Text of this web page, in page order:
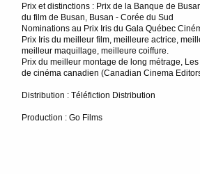
Prix et distinctions : Prix de la Banque de
du film de Busan, Busan - Corée du Sud
Nominations au Prix Iris du Gala Québec
Prix Iris du meilleur film, meilleure actrice,
meilleur maquillage, meilleure coiffure.
Prix du meilleur montage de long métrage,
de cinéma canadien (Canadian Cinema
Distribution : Téléfiction Distribution
Production : Go Films